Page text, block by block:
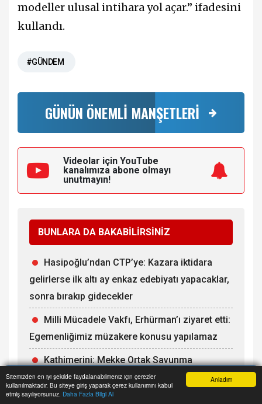
Anladım
Sitemizden en iyi şekilde faydalanabilmeniz için çerezler
kullanılmaktadır. Bu siteye giriş yaparak çerez kullanımını kabul
etmiş sayılıyorsunuz. Daha Fazla Bilgi Al
modeller ulusal intihara yol açar.” ifadesini
kullandı.
#GÜNDEM
GÜNÜN ÖNEMLİ MANŞETLERİ
Videolar için YouTube
kanalımıza abone olmayı
unutmayın!
BUNLARA DA BAKABİLİRSİNİZ
Hasipoğlu’ndan CTP’ye: Kazara iktidara
gelirlerse ilk altı ay enkaz edebiyatı yapacaklar,
sonra bırakıp gidecekler
Milli Mücadele Vakfı, Erhürman’ı ziyaret etti:
Egemenliğimiz müzakere konusu yapılamaz
Kathimerini: Mekke Ortak Savunma
Anlaşması Atina’da rahatsızlık yarattı
Fileleftheros: Erhürman metodoloji
Anasayfa Yazarlar Haber Ara İhbar Hattı Menu